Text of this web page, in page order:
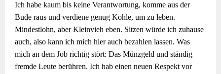
Ich habe kaum bis keine Verantwortung, komme aus der
Bude raus und verdiene genug Kohle, um zu leben.
Mindestlohn, aber Kleinvieh eben. Sitzen würde ich zuhause
auch, also kann ich mich hier auch bezahlen lassen. Was
mich an dem Job richtig stört: Das Münzgeld und ständig
fremde Leute berühren. Ich hab einen neuen Respekt vor